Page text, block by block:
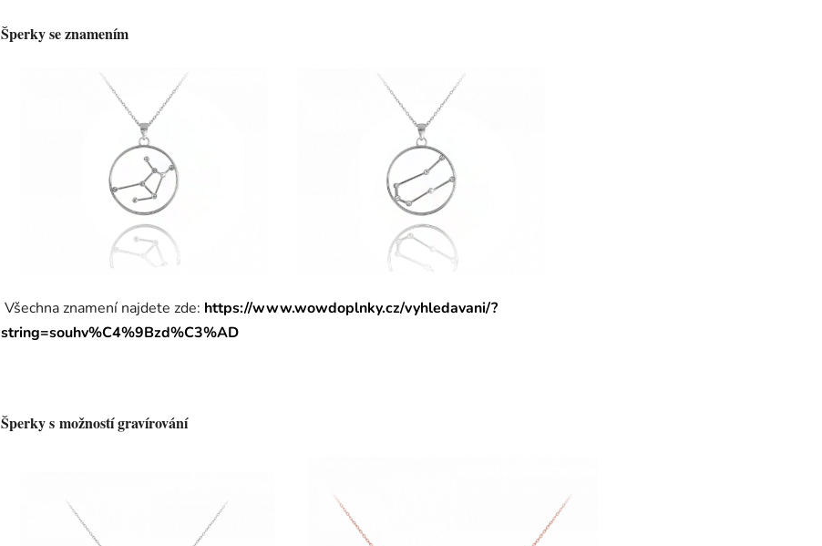
Šperky se znamením
Všechna znamení najdete zde: https://www.wowdoplnky.cz/vyhledavani/?
string=souhv%C4%9Bzd%C3%AD
Šperky s možností gravírování